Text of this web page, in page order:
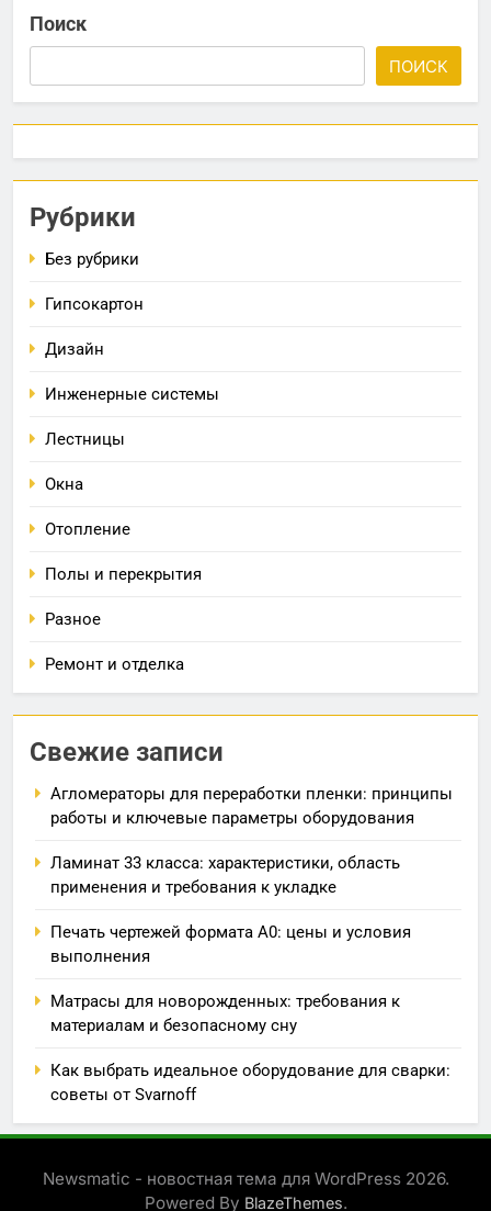
Поиск
ПОИСК
Рубрики
Без рубрики
Гипсокартон
Дизайн
Инженерные системы
Лестницы
Окна
Отопление
Полы и перекрытия
Разное
Ремонт и отделка
Свежие записи
Агломераторы для переработки пленки: принципы
работы и ключевые параметры оборудования
Ламинат 33 класса: характеристики, область
применения и требования к укладке
Печать чертежей формата А0: цены и условия
выполнения
Матрасы для новорожденных: требования к
материалам и безопасному сну
Как выбрать идеальное оборудование для сварки:
советы от Svarnoff
Newsmatic - новостная тема для WordPress 2026.
Powered By BlazeThemes.